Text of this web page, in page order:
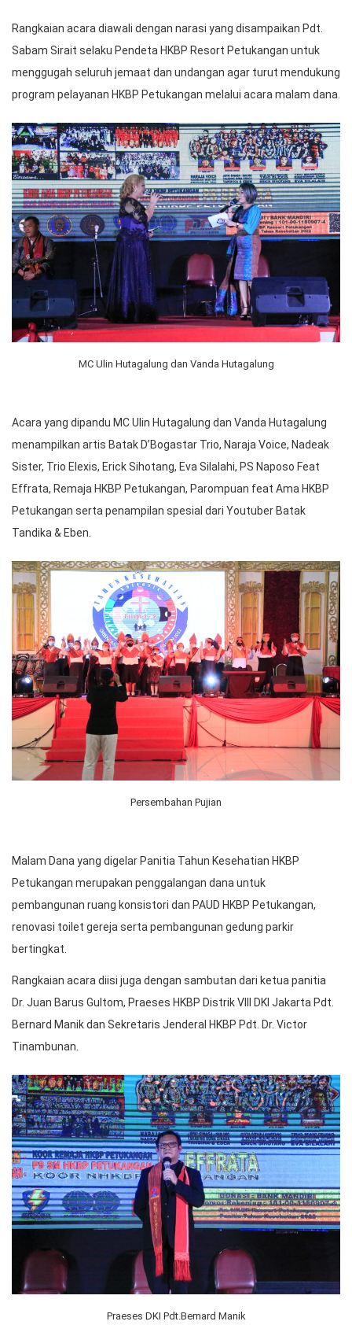
Rangkaian acara diawali dengan narasi yang disampaikan Pdt.
Sabam Sirait selaku Pendeta HKBP Resort Petukangan untuk
menggugah seluruh jemaat dan undangan agar turut mendukung
program pelayanan HKBP Petukangan melalui acara malam dana.
MC Ulin Hutagalung dan Vanda Hutagalung
Acara yang dipandu MC Ulin Hutagalung dan Vanda Hutagalung
menampilkan artis Batak D’Bogastar Trio, Naraja Voice, Nadeak
Sister, Trio Elexis, Erick Sihotang, Eva Silalahi, PS Naposo Feat
Effrata, Remaja HKBP Petukangan, Parompuan feat Ama HKBP
Petukangan serta penampilan spesial dari Youtuber Batak
Tandika & Eben.
Persembahan Pujian
Malam Dana yang digelar Panitia Tahun Kesehatian HKBP
Petukangan merupakan penggalangan dana untuk
pembangunan ruang konsistori dan PAUD HKBP Petukangan,
renovasi toilet gereja serta pembangunan gedung parkir
bertingkat.
Rangkaian acara diisi juga dengan sambutan dari ketua panitia
Dr. Juan Barus Gultom, Praeses HKBP Distrik VIII DKI Jakarta Pdt.
Bernard Manik dan Sekretaris Jenderal HKBP Pdt. Dr. Victor
Tinambunan.
Praeses DKI Pdt.Bernard Manik